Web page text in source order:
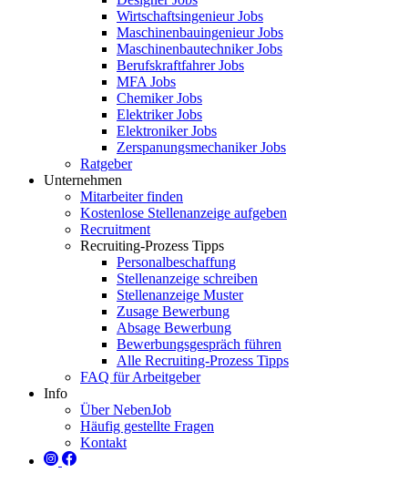
Wirtschaftsingenieur Jobs
Maschinenbauingenieur Jobs
Maschinenbautechniker Jobs
Berufskraftfahrer Jobs
MFA Jobs
Chemiker Jobs
Elektriker Jobs
Elektroniker Jobs
Zerspanungsmechaniker Jobs
Ratgeber
Unternehmen
Mitarbeiter finden
Kostenlose Stellenanzeige aufgeben
Recruitment
Recruiting-Prozess Tipps
Personalbeschaffung
Stellenanzeige schreiben
Stellenanzeige Muster
Zusage Bewerbung
Absage Bewerbung
Bewerbungsgespräch führen
Alle Recruiting-Prozess Tipps
FAQ für Arbeitgeber
Info
Über NebenJob
Häufig gestellte Fragen
Kontakt